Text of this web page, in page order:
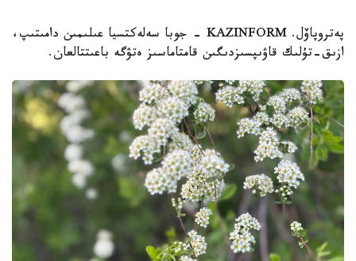
پەتروپاۆل. KAZINFORM - جوبا سەلەكتسيا عىلىمىن دامىتىپ،
ازىق-تۇلىك قاۋىپسىزدىگىن قامتاماسىز ەتۋگە باعىتتالعان.